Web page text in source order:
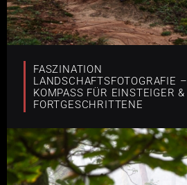
FASZINATION
LANDSCHAFTSFOTOGRAFIE –
KOMPASS FÜR EINSTEIGER &
FORTGESCHRITTENE